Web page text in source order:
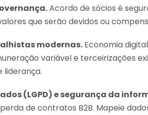
Acordo de sócios é
que serão devidos ou
modernas. Economia
variável e terceirizações
liderança.
(LGPD) e segurança da
de contratos B2B. Mapeie